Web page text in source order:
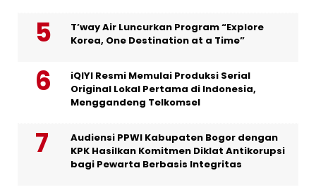
T’way Air Luncurkan Program “Explore
Korea, One Destination at a Time”
iQIYI Resmi Memulai Produksi Serial
Original Lokal Pertama di Indonesia,
Menggandeng Telkomsel
Audiensi PPWI Kabupaten Bogor dengan
KPK Hasilkan Komitmen Diklat Antikorupsi
bagi Pewarta Berbasis Integritas